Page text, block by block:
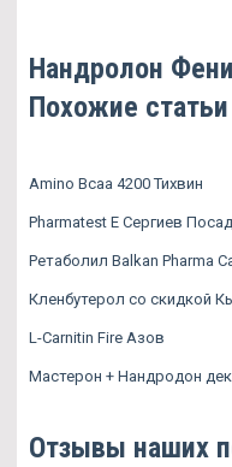
Нандролон
Похожие статьи
Amino Bcaa 4200 Тихвин
Pharmatest E Сергиев Посад
Ретаболил Balkan Pharma
Кленбутерол со скидкой
L-Carnitin Fire Азов
Мастерон + Нандродон
Отзывы наших